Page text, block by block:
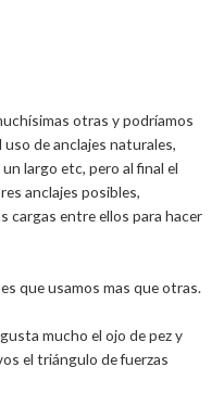
otras y podríamos
de anclajes naturales,
largo etc, pero al final el
anclajes posibles,
cargas entre ellos para hacer
que usamos mas que otras.
mucho el ojo de pez y
el triángulo de fuerzas